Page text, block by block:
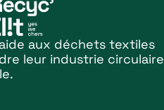
aux déchets textiles
leur industrie circulaire